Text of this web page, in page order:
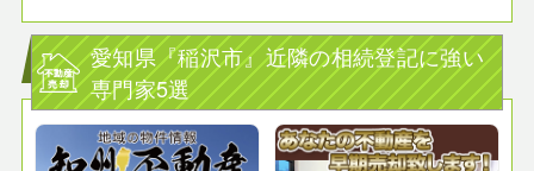
愛知県『稲沢市』近隣の相続登記に強い
専門家5選